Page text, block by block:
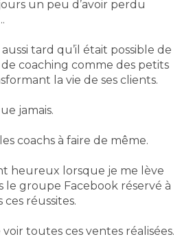
un peu d’avoir perdu
aussi tard qu’il était possible de
coaching comme des petits
la vie de ses clients.
jamais.
coachs à faire de même.
heureux lorsque je me lève
le groupe Facebook réservé à
réussites.
toutes ces ventes réalisées.